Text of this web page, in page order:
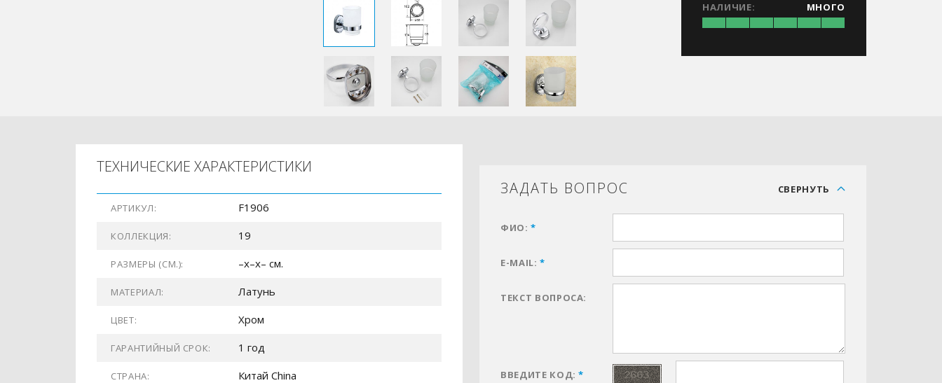
НАЛИЧИЕ: МНОГО
ТЕХНИЧЕСКИЕ ХАРАКТЕРИСТИКИ
АРТИКУЛ: F1906
КОЛЛЕКЦИЯ: 19
РАЗМЕРЫ (СМ.): –x–x– см.
МАТЕРИАЛ: Латунь
ЦВЕТ: Хром
ГАРАНТИЙНЫЙ СРОК: 1 год
СТРАНА: Китай China
ЗАДАТЬ ВОПРОС СВЕРНУТЬ
ФИО:*
E-MAIL:*
ТЕКСТ ВОПРОСА:
ВВЕДИТЕ КОД:*